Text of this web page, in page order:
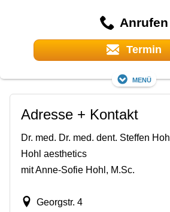
Anrufen
Termin
Menü
Adresse + Kontakt
Dr. med. Dr. med. dent. Steffen Hohl
Hohl aesthetics
mit Anne-Sofie Hohl, M.Sc.
Georgstr. 4